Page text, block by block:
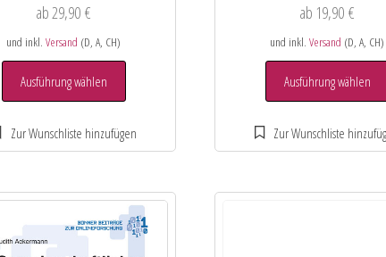
ab29,90€
und inkl.Versand (D, A, CH)
Ausführung wählen
ab 19,90€
und inkl.Versand (D, A, CH)
Ausführung wählen